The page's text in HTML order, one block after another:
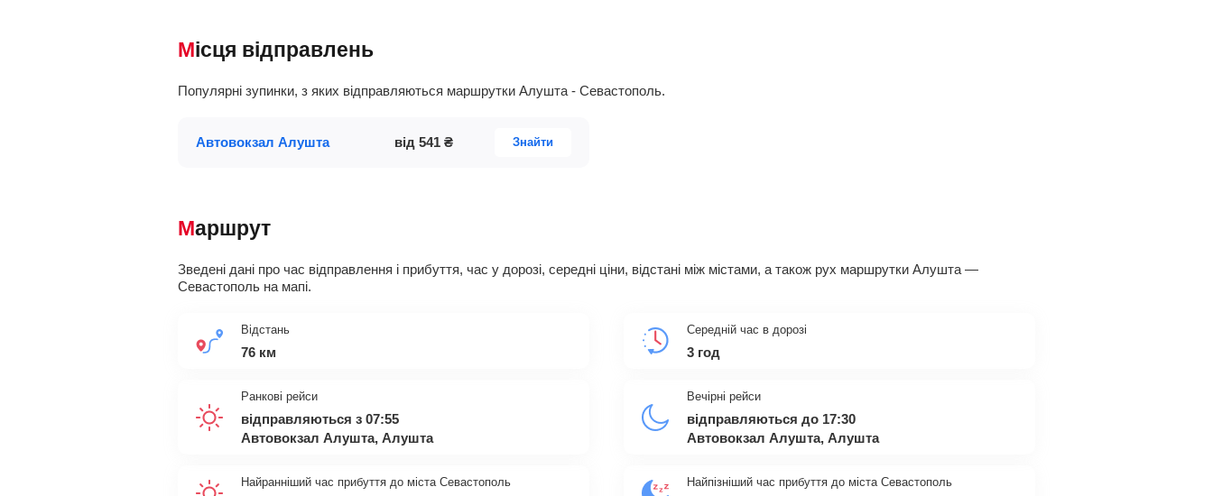
Місця відправлень
Популярні зупинки, з яких відправляються маршрутки Алушта - Севастополь.
Автовокзал Алушта від 541 ₴ Знайти
Маршрут
Зведені дані про час відправлення і прибуття, час у дорозі, середні ціни, відстані між містами, а також рух маршрутки Алушта —
Севастополь на мапі.
Відстань
76 км
Середній час в дорозі
3 год
Ранкові рейси
відправляються з 07:55
Автовокзал Алушта, Алушта
Вечірні рейси
відправляються до 17:30
Автовокзал Алушта, Алушта
Найранніший час прибуття до міста Севастополь Найпізніший час прибуття до міста Севастополь